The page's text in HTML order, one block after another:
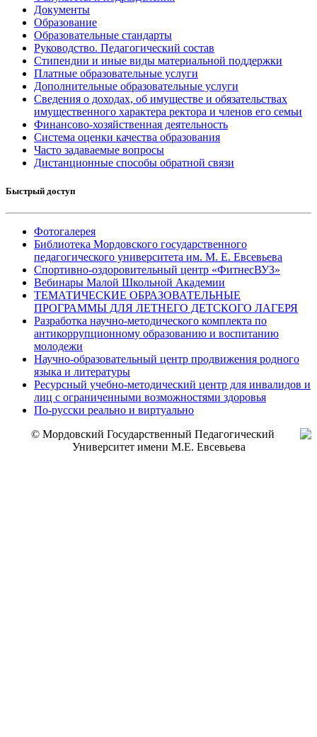
Документы
Образование
Образовательные стандарты
Руководство. Педагогический состав
Стипендии и иные виды материальной поддержки
Платные образовательные услуги
Дополнительные образовательные услуги
Сведения о доходах, об имуществе и обязательствах
имущественного характера ректора и членов его семьи
Финансово-хозяйственная деятельность
Система оценки качества образования
Часто задаваемые вопросы
Дистанционные способы обратной связи
Быстрый доступ
Фотогалерея
Библиотека Мордовского государственного
педагогического университета им. М. Е. Евсевьева
Спортивно-оздоровительный центр «ФитнесВУЗ»
Вебинары Малой Школьной Академии
ТЕМАТИЧЕСКИЕ ОБРАЗОВАТЕЛЬНЫЕ
ПРОГРАММЫ ДЛЯ ЛЕТНЕГО ДЕТСКОГО ЛАГЕРЯ
Разработка научно-методического комплекта по
антикоррупционному образованию и воспитанию
молодежи
Научно-образовательный центр продвижения родного
языка и литературы
Ресурсный учебно-методический центр для инвалидов и
лиц с ограниченными возможностями здоровья
По-русски реально и виртуально
© Мордовский Государственный Педагогический
Университет имени М.Е. Евсевьева